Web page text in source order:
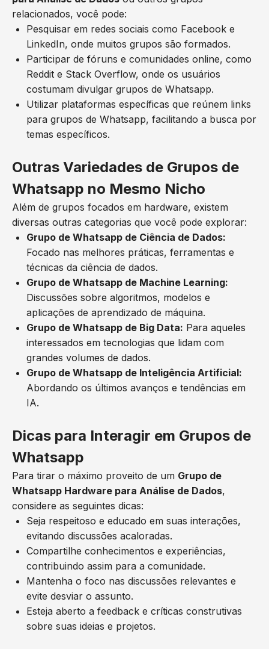
relacionados, você pode:
Pesquisar em redes sociais como Facebook e
LinkedIn, onde muitos grupos são formados.
Participar de fóruns e comunidades online, como
Reddit e Stack Overflow, onde os usuários
costumam divulgar grupos de Whatsapp.
Utilizar plataformas específicas que reúnem links
para grupos de Whatsapp, facilitando a busca por
temas específicos.
Outras Variedades de Grupos de
Whatsapp no Mesmo Nicho
Além de grupos focados em hardware, existem
diversas outras categorias que você pode explorar:
Grupo de Whatsapp de Ciência de Dados:
Focado nas melhores práticas, ferramentas e
técnicas da ciência de dados.
Grupo de Whatsapp de Machine Learning:
Discussões sobre algoritmos, modelos e
aplicações de aprendizado de máquina.
Grupo de Whatsapp de Big Data: Para aqueles
interessados em tecnologias que lidam com
grandes volumes de dados.
Grupo de Whatsapp de Inteligência Artificial:
Abordando os últimos avanços e tendências em
IA.
Dicas para Interagir em Grupos de
Whatsapp
Para tirar o máximo proveito de um Grupo de
Whatsapp Hardware para Análise de Dados,
considere as seguintes dicas:
Seja respeitoso e educado em suas interações,
evitando discussões acaloradas.
Compartilhe conhecimentos e experiências,
contribuindo assim para a comunidade.
Mantenha o foco nas discussões relevantes e
evite desviar o assunto.
Esteja aberto a feedback e críticas construtivas
sobre suas ideias e projetos.